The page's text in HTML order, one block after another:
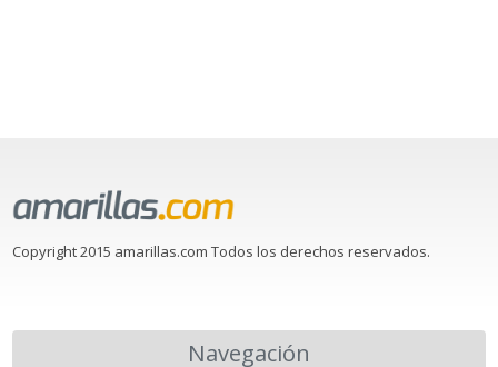
Copyright 2015 amarillas.com Todos los derechos reservados.
Navegación